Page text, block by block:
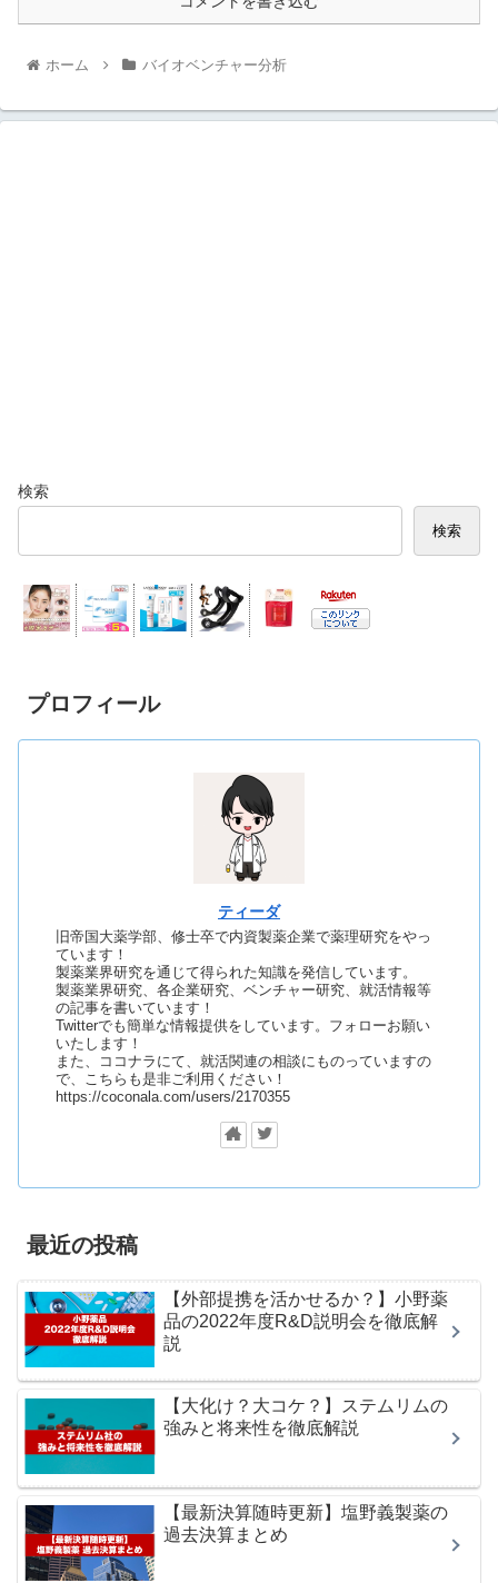
ホーム バイオベンチャー分析
検索
検索
プロフィール
ティーダ
旧帝国大薬学部、修士卒で内資製薬企業で薬理研究をやっ
ています！
製薬業界研究を通じて得られた知識を発信しています。
製薬業界研究、各企業研究、ベンチャー研究、就活情報等
の記事を書いています！
Twitterでも簡単な情報提供をしています。フォローお願い
いたします！
また、ココナラにて、就活関連の相談にものっていますの
で、こちらも是非ご利用ください！
https://coconala.com/users/2170355
最近の投稿
【外部提携を活かせるか？】小野薬
品の2022年度R&D説明会を徹底解
説
【大化け？大コケ？】ステムリムの
強みと将来性を徹底解説
【最新決算随時更新】塩野義製薬の
過去決算まとめ